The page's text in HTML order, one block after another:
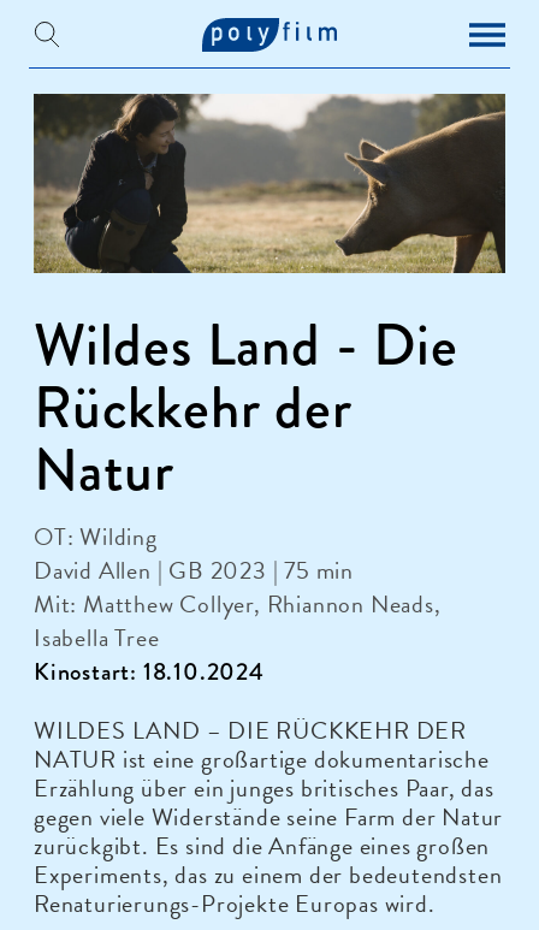
Wildes Land - Die
Rückkehr der
Natur
OT: Wilding
David Allen | GB 2023 | 75 min
Mit: Matthew Collyer, Rhiannon Neads,
Isabella Tree
Kinostart: 18.10.2024
WILDES LAND – DIE RÜCKKEHR DER
NATUR ist eine großartige dokumentarische
Erzählung über ein junges britisches Paar, das
gegen viele Widerstände seine Farm der Natur
zurückgibt. Es sind die Anfänge eines großen
Experiments, das zu einem der bedeutendsten
Renaturierungs-Projekte Europas wird.